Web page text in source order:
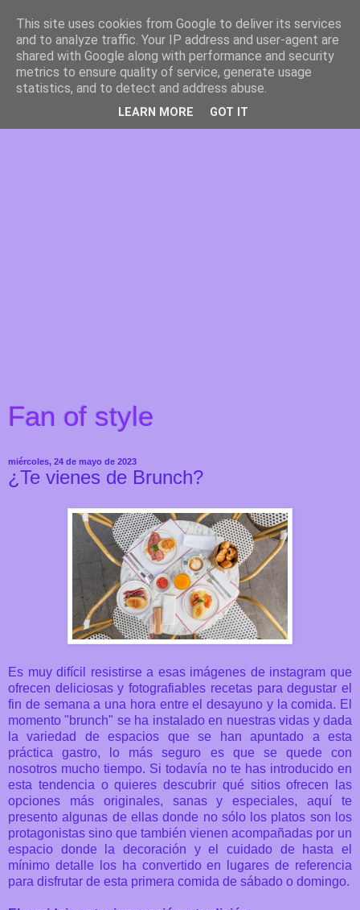
Fan of style
miércoles, 24 de mayo de 2023
¿Te vienes de Brunch?
Es muy difícil resistirse a esas imágenes de instagram que
ofrecen deliciosas y fotografiables recetas para degustar el
fin de semana a una hora entre el desayuno y la comida. El
momento "brunch" se ha instalado en nuestras vidas y dada
la variedad de espacios que se han apuntado a esta
práctica gastro, lo más seguro es que se quede con
nosotros mucho tiempo. Si todavía no te has introducido en
esta tendencia o quieres descubrir qué sitios ofrecen las
opciones más originales, sanas y especiales, aquí te
presento algunas de ellas donde no sólo los platos son los
protagonistas sino que también vienen acompañadas por un
espacio donde la decoración y el cuidado de hasta el
mínimo detalle los ha convertido en lugares de referencia
para disfrutar de esta primera comida de sábado o domingo.
This site uses cookies from Google to deliver its services
and to analyze traffic. Your IP address and user-agent are
shared with Google along with performance and security
metrics to ensure quality of service, generate usage
statistics, and to detect and address abuse.
LEARN MORE GOT IT